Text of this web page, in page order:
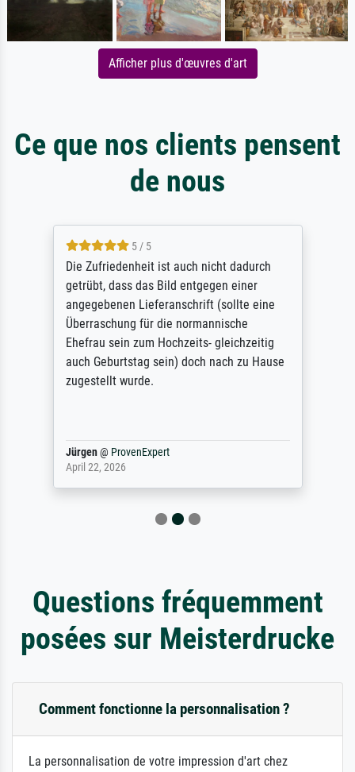
Afficher plus d'œuvres d'art
Ce que nos clients pensent
de nous
5 / 5
Die Zufriedenheit ist auch nicht dadurch
getrübt, dass das Bild entgegen einer
angegebenen Lieferanschrift (sollte eine
Überraschung für die normannische
Ehefrau sein zum Hochzeits- gleichzeitig
auch Geburtstag sein) doch nach zu Hause
zugestellt wurde.
Jürgen@ ProvenExpert
April 22, 2026
Questions fréquemment
posées sur Meisterdrucke
Comment fonctionne la personnalisation ?
La personnalisation de votre impression d'art chez